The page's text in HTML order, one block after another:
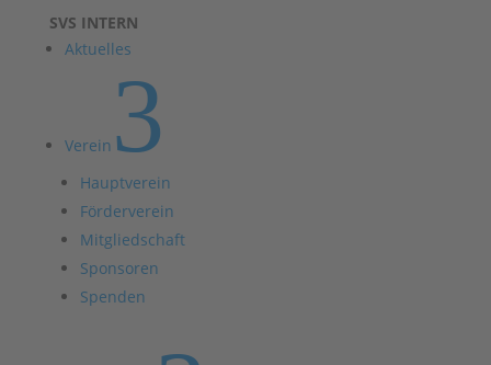
SVS INTERN
Aktuelles
Verein 3
Hauptverein
Förderverein
Mitgliedschaft
Sponsoren
Spenden